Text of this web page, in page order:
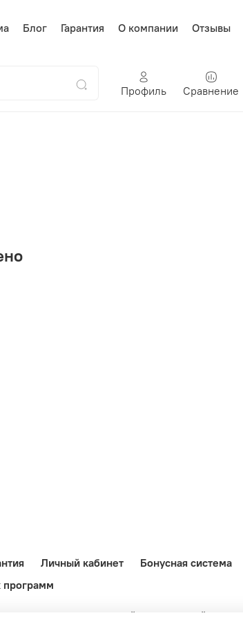
Блог Гарантия О компании Отзывы
Профиль Сравнение
Личный кабинет Бонусная система
программ
на то, что данный интернет-сайт носит